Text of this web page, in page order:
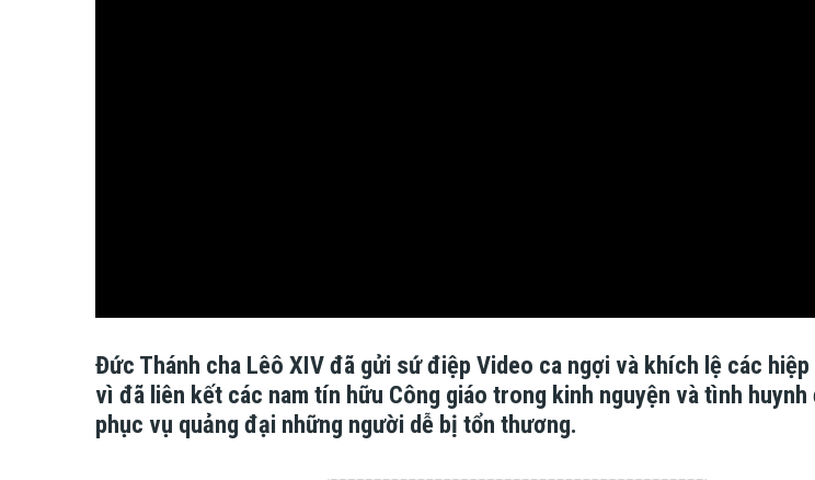
Đức Thánh cha Lêô XIV đã gửi sứ điệp Video ca ngợi và khích lệ các
vì đã liên kết các nam tín hữu Công giáo trong kinh nguyện và tình
phục vụ quảng đại những người dễ bị tổn thương.